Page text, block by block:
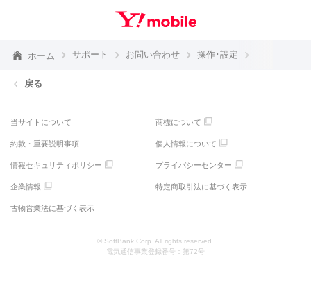
ホーム サポート お問い合わせ 操作･設定
戻る
当サイトについて 商標について
約款・重要説明事項 個人情報について
情報セキュリティポリシー プライバシーセンター
企業情報 特定商取引法に基づく表示
古物営業法に基づく表示
© SoftBank Corp. All rights reserved.
電気通信事業登録番号：第72号